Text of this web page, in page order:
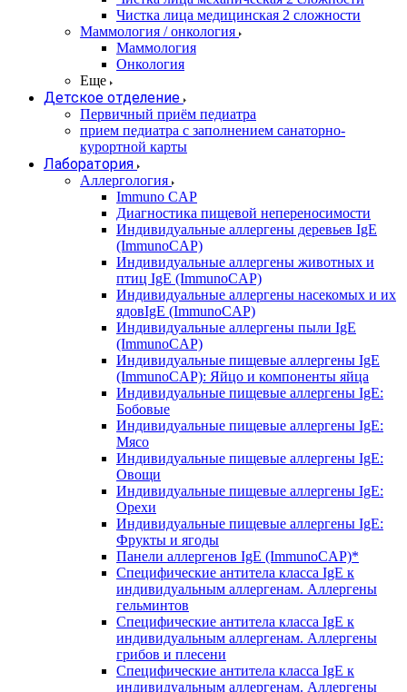
Чистка лица медицинская 2 сложности
Маммология / онкология
Маммология
Онкология
Еще
Детское отделение
Первичный приём педиатра
прием педиатра с заполнением санаторно-
курортной карты
Лаборатория
Аллергология
Immuno CAP
Диагностика пищевой непереносимости
Индивидуальные аллергены деревьев IgE
(ImmunoCAP)
Индивидуальные аллергены животных и
птиц IgE (ImmunoCAP)
Индивидуальные аллергены насекомых и их
ядовIgE (ImmunoCAP)
Индивидуальные аллергены пыли IgE
(ImmunoCAP)
Индивидуальные пищевые аллергены IgE
(ImmunoCAP): Яйцо и компоненты яйца
Индивидуальные пищевые аллергены IgE:
Бобовые
Индивидуальные пищевые аллергены IgE:
Мясо
Индивидуальные пищевые аллергены IgE:
Овощи
Индивидуальные пищевые аллергены IgE:
Орехи
Индивидуальные пищевые аллергены IgE:
Фрукты и ягоды
Панели аллергенов IgE (ImmunoCAP)*
Специфические антитела класса IgE к
индивидуальным аллергенам. Аллергены
гельминтов
Специфические антитела класса IgE к
индивидуальным аллергенам. Аллергены
грибов и плесени
Специфические антитела класса IgE к
индивидуальным аллергенам. Аллергены